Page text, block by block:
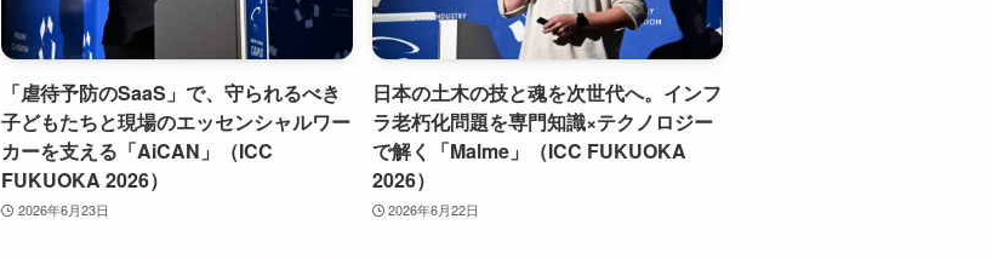
「虐待予防のSaaS」で、守られるべき
子どもたちと現場のエッセンシャルワー
カーを支える「AiCAN」（ICC
FUKUOKA 2026）
2026年6月23日
日本の土木の技と魂を次世代へ。インフ
ラ老朽化問題を専門知識×テクノロジー
で解く「Malme」（ICC FUKUOKA
2026）
2026年6月22日